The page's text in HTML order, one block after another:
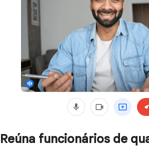
Reúna funcionários de